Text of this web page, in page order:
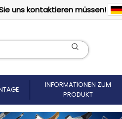
uns kontaktieren müssen!
INFORMATIONEN ZUM
PRODUKT